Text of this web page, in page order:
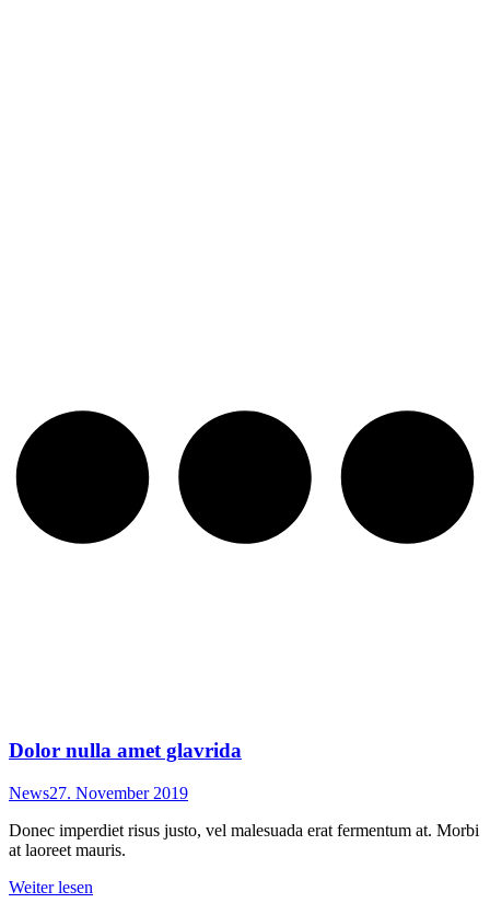
Dolor nulla amet glavrida
News27. November 2019
Donec imperdiet risus justo, vel malesuada erat fermentum at. Morbi
at laoreet mauris.
Weiter lesen